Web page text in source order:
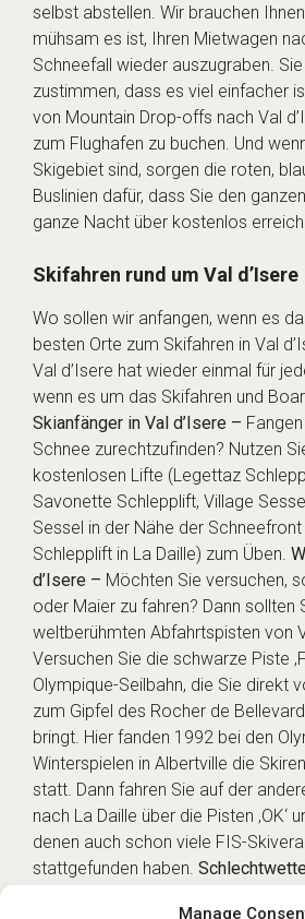
Manage
selbst abstellen. Wir brauchen
mühsam es ist, Ihren Mietwagen
Schneefall wieder auszugraben.
zustimmen, dass es viel einfacher
von Mountain Drop-offs nach Val
zum Flughafen zu buchen. Und
Skigebiet sind, sorgen die roten,
Buslinien dafür, dass Sie den
ganze Nacht über kostenlos
Skifahren rund um Val d’Isere
Wo sollen wir anfangen, wenn es
besten Orte zum Skifahren in Val
Val d’Isere hat wieder einmal für
wenn es um das Skifahren und
Skianfänger in Val d’Isere –
Schnee zurechtzufinden? Nutzen
kostenlosen Lifte (Legettaz
Savonette Schlepplift, Village
Sessel in der Nähe der
Schlepplift in La Daille) zum Üben.
d’Isere – Möchten Sie versuchen,
oder Maier zu fahren? Dann sollten
weltberühmten Abfahrtspisten von
Versuchen Sie die schwarze Piste
Olympique-Seilbahn, die Sie direkt
zum Gipfel des Rocher de
bringt. Hier fanden 1992 bei den
Winterspielen in Albertville die
statt. Dann fahren Sie auf der
nach La Daille über die Pisten ‚OK‘
denen auch schon viele FIS-
stattgefunden haben.